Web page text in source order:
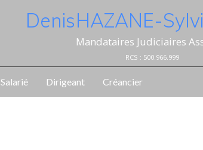
Denis HAZANE -
Mandataires Judiciaires
RCS : 500.966.999
Salarié Dirigeant Créancier